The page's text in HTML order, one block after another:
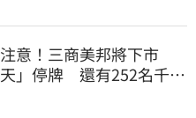
意！三商美邦將下市
天」停牌 還有252名千張